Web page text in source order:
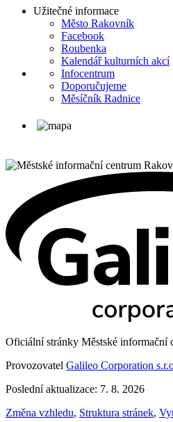
Užitečné informace
Město Rakovník
Facebook
Roubenka
Kalendář kulturních akcí
Infocentrum
Doporučujeme
Měsíčník Radnice
Oficiální stránky Městské
Provozovatel Galileo Corporation
Poslední aktualizace: 7. 8. 2026
Změna vzhledu, Struktura stránek,